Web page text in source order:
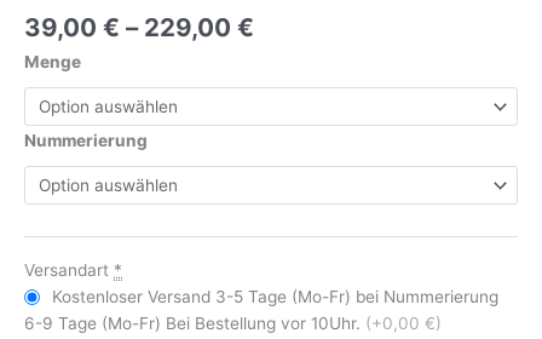
39,00 € – 229,00 €
Menge
Nummerierung
Versandart *
Kostenloser Versand 3-5 Tage (Mo-Fr) bei Nummerierung
6-9 Tage (Mo-Fr) Bei Bestellung vor 10Uhr. (+0,00 €)